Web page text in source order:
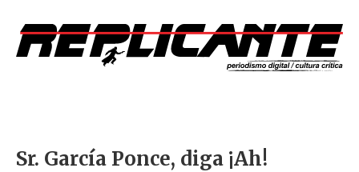
Sr. García Ponce, diga ¡Ah!